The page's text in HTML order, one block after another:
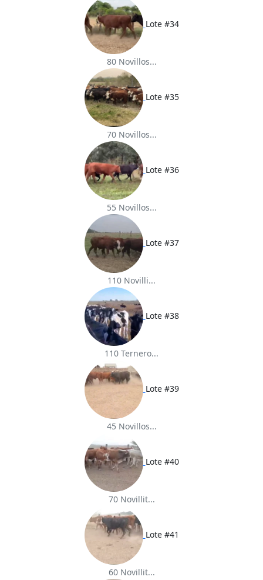
Lote #34
80 Novillos...
Lote #35
70 Novillos...
Lote #36
55 Novillos...
Lote #37
110 Novilli...
Lote #38
110 Ternero...
Lote #39
45 Novillos...
Lote #40
70 Novillit...
Lote #41
60 Novillit...